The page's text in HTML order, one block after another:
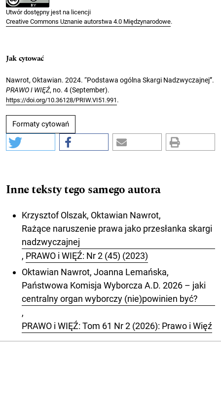
Utwór dostępny jest na licencji
Creative Commons Uznanie autorstwa 4.0 Międzynarodowe.
Jak cytować
Nawrot, Oktawian. 2024. “Podstawa ogólna Skargi Nadzwyczajnej”.
PRAWO I WIĘŹ, no. 4 (September).
https://doi.org/10.36128/PRIW.VI51.991 .
Formaty cytowań
Inne teksty tego samego autora
Krzysztof Olszak, Oktawian Nawrot,
Rażące naruszenie prawa jako przesłanka skargi
nadzwyczajnej
, PRAWO i WIĘŹ: Nr 2 (45) (2023)
Oktawian Nawrot, Joanna Lemańska,
Państwowa Komisja Wyborcza A.D. 2026 – jaki
centralny organ wyborczy (nie)powinien być?
,
PRAWO i WIĘŹ: Tom 61 Nr 2 (2026): Prawo i Więź